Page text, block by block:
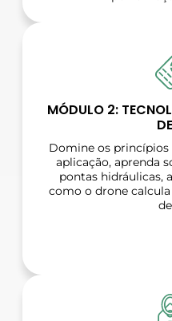
MÓDULO 2:
Domine os
aplicação, aprenda
pontas hidráulicas,
como o drone calcula